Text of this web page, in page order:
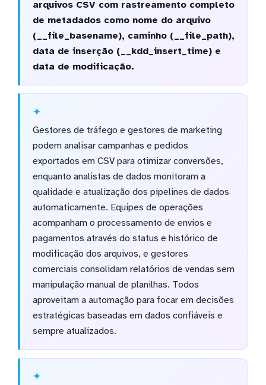
arquivos CSV com rastreamento completo
de metadados como nome do arquivo
(__file_basename), caminho (__file_path),
data de inserção (__kdd_insert_time) e
data de modificação.
Gestores de tráfego e gestores de marketing
podem analisar campanhas e pedidos
exportados em CSV para otimizar conversões,
enquanto analistas de dados monitoram a
qualidade e atualização dos pipelines de dados
automaticamente. Equipes de operações
acompanham o processamento de envios e
pagamentos através do status e histórico de
modificação dos arquivos, e gestores
comerciais consolidam relatórios de vendas sem
manipulação manual de planilhas. Todos
aproveitam a automação para focar em decisões
estratégicas baseadas em dados confiáveis e
sempre atualizados.